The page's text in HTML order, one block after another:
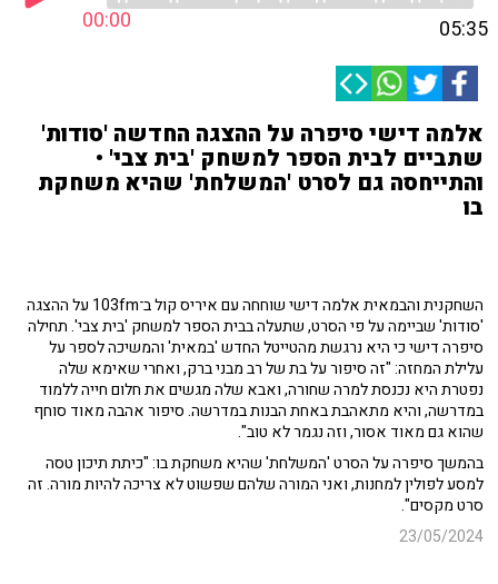
00:00 05:35
אלמה דישי סיפרה על ההצגה החדשה 'סודות'
שתביים לבית הספר למשחק 'בית צבי' •
והתייחסה גם לסרט 'המשלחת' שהיא משחקת
בו
השחקנית והבמאית אלמה דישי שוחחה עם איריס קול ב־103fm על ההצגה
'סודות' שביימה על פי הסרט, שתעלה בבית הספר למשחק 'בית צבי'. תחילה
סיפרה דישי כי היא נרגשת מהטייטל החדש 'במאית' והמשיכה לספר על
עלילת המחזה: "זה סיפור על בת של רב מבני ברק, ואחרי שאימא שלה
נפטרת היא נכנסת למרה שחורה, ואבא שלה מגשים את חלום חייה ללמוד
במדרשה, והיא מתאהבת באחת הבנות במדרשה. סיפור אהבה מאוד סוחף
שהוא גם מאוד אסור, וזה נגמר לא טוב".
בהמשך סיפרה על הסרט 'המשלחת' שהיא משחקת בו: "כיתת תיכון טסה
למסע לפולין למחנות, ואני המורה שלהם שפשוט לא צריכה להיות מורה. זה
סרט מקסים".
23/05/2024